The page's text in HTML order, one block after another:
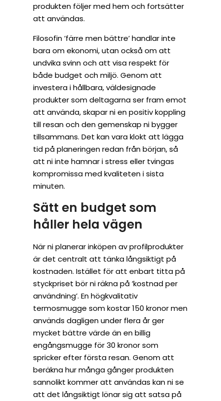
produkten följer med hem och fortsätter
att användas.
Filosofin ’färre men bättre’ handlar inte
bara om ekonomi, utan också om att
undvika svinn och att visa respekt för
både budget och miljö. Genom att
investera i hållbara, väldesignade
produkter som deltagarna ser fram emot
att använda, skapar ni en positiv koppling
till resan och den gemenskap ni bygger
tillsammans. Det kan vara klokt att lägga
tid på planeringen redan från början, så
att ni inte hamnar i stress eller tvingas
kompromissa med kvaliteten i sista
minuten.
Sätt en budget som
håller hela vägen
När ni planerar inköpen av profilprodukter
är det centralt att tänka långsiktigt på
kostnaden. Istället för att enbart titta på
styckpriset bör ni räkna på ’kostnad per
användning’. En högkvalitativ
termosmugge som kostar 150 kronor men
används dagligen under flera år ger
mycket bättre värde än en billig
engångsmugge för 30 kronor som
spricker efter första resan. Genom att
beräkna hur många gånger produkten
sannolikt kommer att användas kan ni se
att det långsiktigt lönar sig att satsa på